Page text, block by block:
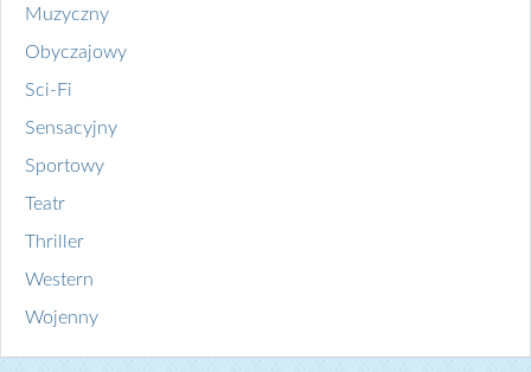
Muzyczny
Obyczajowy
Sci-Fi
Sensacyjny
Sportowy
Teatr
Thriller
Western
Wojenny